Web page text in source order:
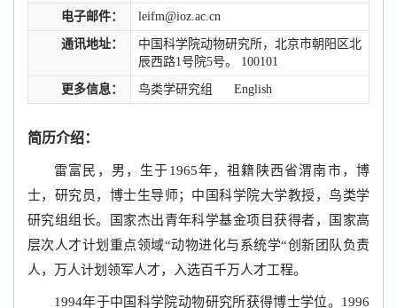
电子邮件： leifm@ioz.ac.cn
通讯地址：
中国科学院动物研究所，北京市朝阳区北
辰西路1号院5号。 100101
更多信息： 鸟类学研究组 English
简历介绍：
雷富民，男，生于1965年，祖籍陕西省渭南市，博
士，研究员，博士生导师；中国科学院大学教授，鸟类学
研究组组长。国家杰出青年科学基金项目获得者，国家高
层次人才计划重点领域“动物进化与系统学“创新团队负责
人，万人计划领军人才，入选百千万人才工程。
1994年于中国科学院动物研究所获得博士学位。1996